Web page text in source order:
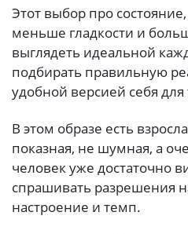
Этот выбор про
меньше гладкости и
выглядеть идеальной
подбирать правильную
удобной версией себя
В этом образе есть
показная, не шумная, а
человек уже достаточно
спрашивать разрешения
настроение и темп.